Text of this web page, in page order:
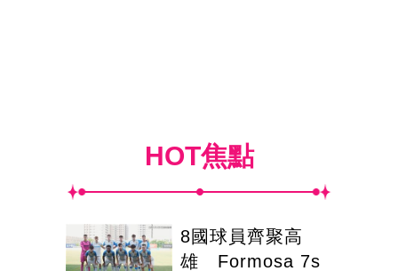
HOT焦點
8國球員齊聚高
雄 Formosa 7s